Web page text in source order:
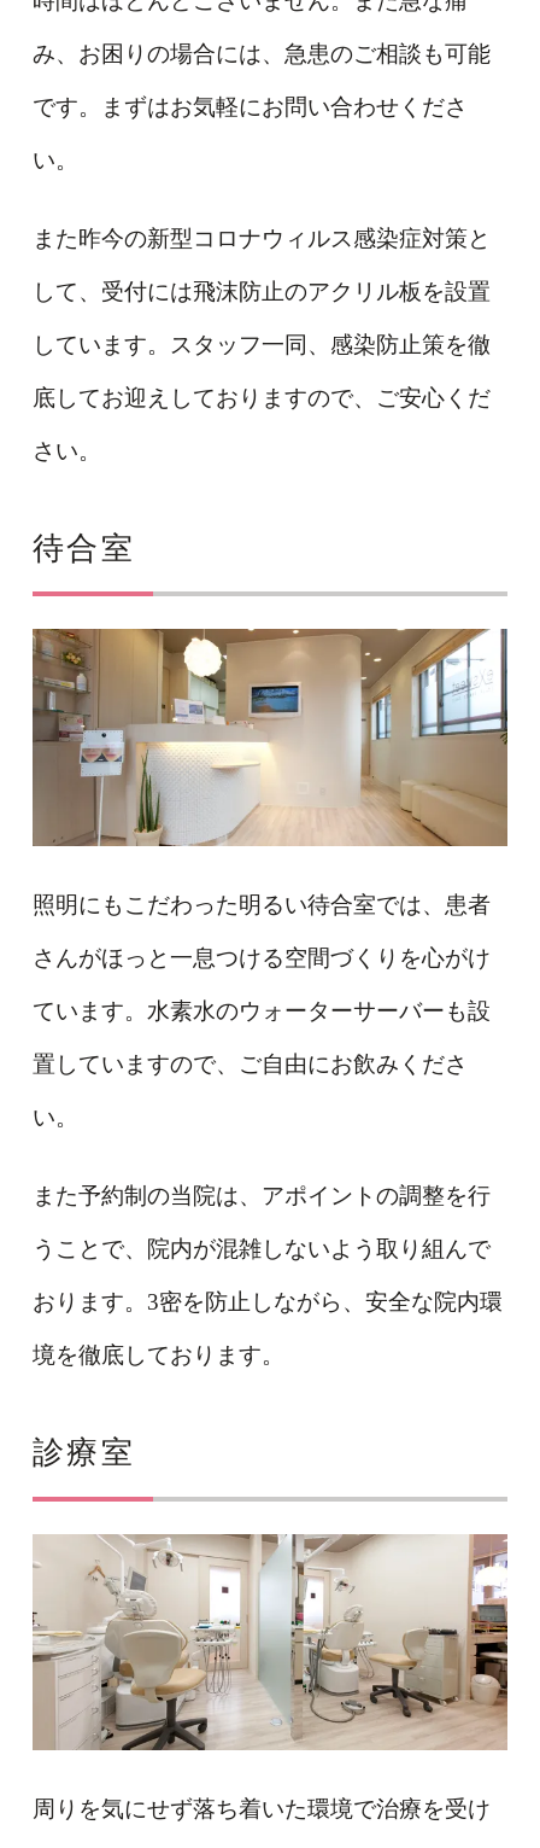
み、お困りの場合には、急患のご相談も可能
です。まずはお気軽にお問い合わせくださ
い。
また昨今の新型コロナウィルス感染症対策と
して、受付には飛沫防止のアクリル板を設置
しています。スタッフ一同、感染防止策を徹
底してお迎えしておりますので、ご安心くだ
さい。
待合室
照明にもこだわった明るい待合室では、患者
さんがほっと一息つける空間づくりを心がけ
ています。水素水のウォーターサーバーも設
置していますので、ご自由にお飲みくださ
い。
また予約制の当院は、アポイントの調整を行
うことで、院内が混雑しないよう取り組んで
おります。3密を防止しながら、安全な院内環
境を徹底しております。
診療室
周りを気にせず落ち着いた環境で治療を受け